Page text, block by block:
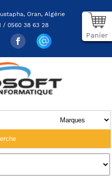
Oran, Algérie
/ 0560 38 63 28
Panier